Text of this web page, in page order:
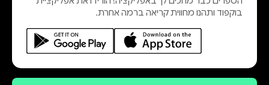
בוקפוד ותהנו מחווית קריאה ברמה אחרת.